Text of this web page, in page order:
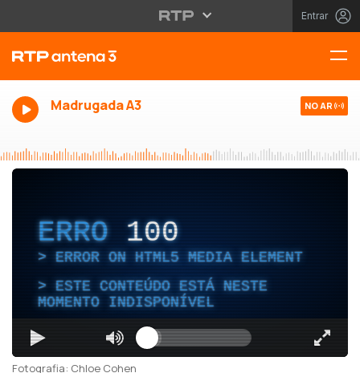
Entrar
Madrugada A3 NO AR
ERRO 100
ERROR ON HTML5 MEDIA ELEMENT
ESTE CONTEÚDO ESTÁ NESTE
MOMENTO INDISPONÍVEL
Fotografia: Chloe Cohen